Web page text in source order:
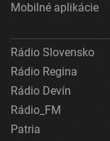
Mobilné aplikácie
Rádio Slovensko
Rádio Regina
Rádio Devín
Rádio_FM
Patria